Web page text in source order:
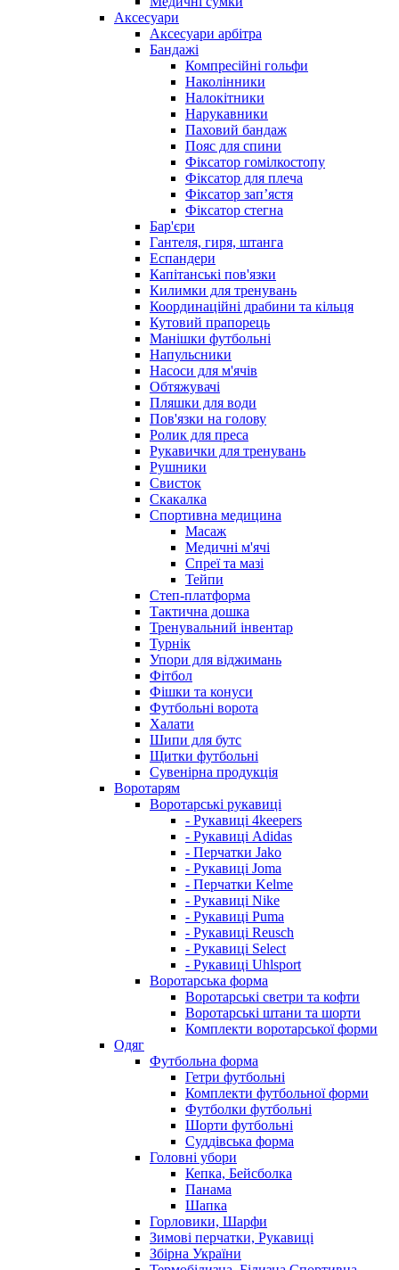
Аксесуари
Аксесуари арбітра
Бандажі
Компресійні гольфи
Наколінники
Налокітники
Нарукавники
Паховий бандаж
Пояс для спини
Фіксатор гомілкостопу
Фіксатор для плеча
Фіксатор запʼястя
Фіксатор стегна
Бар'єри
Гантеля, гиря, штанга
Еспандери
Капітанські пов'язки
Килимки для тренувань
Координаційні драбини та кільця
Кутовий прапорець
Манішки футбольні
Напульсники
Насоси для м'ячів
Обтяжувачі
Пляшки для води
Пов'язки на голову
Ролик для преса
Рукавички для тренувань
Рушники
Свисток
Скакалка
Спортивна медицина
Масаж
Медичні м'ячі
Спреї та мазі
Тейпи
Степ-платформа
Тактична дошка
Тренувальний інвентар
Турнік
Упори для віджимань
Фітбол
Фішки та конуси
Футбольні ворота
Халати
Шипи для бутс
Щитки футбольні
Сувенірна продукція
Воротарям
Воротарські рукавиці
- Рукавиці 4keepers
- Рукавиці Adidas
- Перчатки Jako
- Рукавиці Joma
- Перчатки Kelme
- Рукавиці Nike
- Рукавиці Puma
- Рукавиці Reusch
- Рукавиці Select
- Рукавиці Uhlsport
Воротарська форма
Воротарські светри та кофти
Воротарські штани та шорти
Комплекти воротарської форми
Одяг
Футбольна форма
Гетри футбольні
Комплекти футбольної форми
Футболки футбольні
Шорти футбольні
Суддівська форма
Головні убори
Кепка, Бейсболка
Панама
Шапка
Горловики, Шарфи
Зимові перчатки, Рукавиці
Збірна України